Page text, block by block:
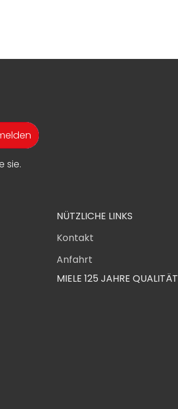
sie.
NÜTZLICHE LINKS
Kontakt
Anfahrt
MIELE 125 JAHRE QUALITÄT